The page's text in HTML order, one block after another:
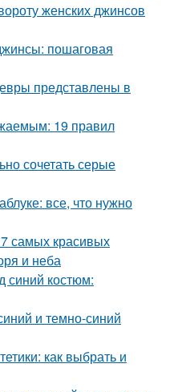
женских джинсов
пошаговая
представлены в
19 правил
сочетать серые
все, что нужно
самых красивых
и неба
синий костюм:
и темно-синий
как выбрать и